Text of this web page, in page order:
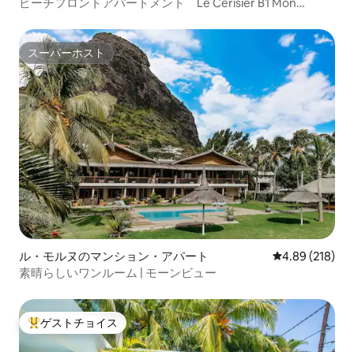
スーパーホスト
スーパーホスト
ル・モルヌのマンション・アパート レビュー218
4.89 (218)
素晴らしいワンルーム | モーンビュー
大好評のゲストチョイスです。
ゲストチョイス